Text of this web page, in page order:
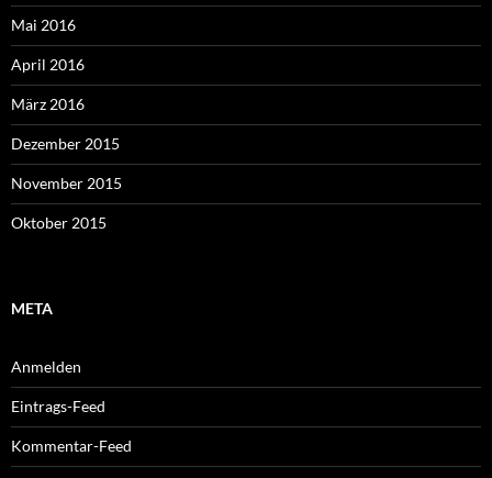
Mai 2016
April 2016
März 2016
Dezember 2015
November 2015
Oktober 2015
META
Anmelden
Eintrags-Feed
Kommentar-Feed